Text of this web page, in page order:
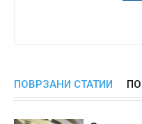
ПОВРЗАНИ СТАТИИ